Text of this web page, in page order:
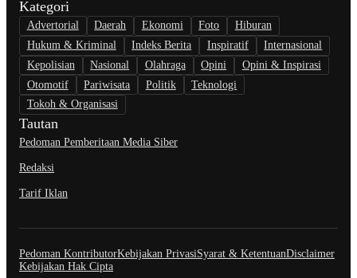
Kategori
Advertorial Daerah Ekonomi Foto
Hiburan
Hukum & Kriminal
Indeks Berita Inspiratif
Internasional
Kepolisian
Nasional Olahraga Opini
Opini & Inspirasi
Otomotif
Pariwisata Politik
Teknologi
Tokoh & Organisasi
Tautan
Pedoman Pemberitaan Media Siber
Redaksi
Tarif Iklan
Pedoman KontributorKebijakan PrivasiSyarat & KetentuanDisclaimer
Kebijakan Hak Cipta